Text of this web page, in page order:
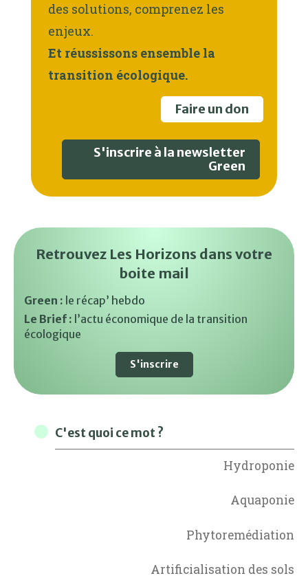
des solutions, comprenez les
enjeux.
Et réussissons ensemble la
transition écologique.
Faire un don
S'inscrire à la newsletter
Green
Retrouvez Les Horizons dans votre
boite mail
Green : le récap’ hebdo
Le Brief : l’actu économique de la transition
écologique
S'inscrire
C'est quoi ce mot ?
Hydroponie
Aquaponie
Phytoremédiation
Artificialisation des sols